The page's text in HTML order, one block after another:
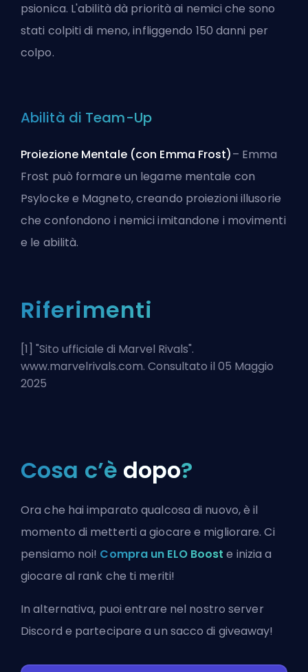
psionica. L'abilità dà priorità ai nemici che sono
stati colpiti di meno, infliggendo 150 danni per
colpo.
Abilità di Team-Up
Proiezione Mentale (con Emma Frost)– Emma
Frost può formare un legame mentale con
Psylocke e Magneto, creando proiezioni illusorie
che confondono i nemici imitandone i movimenti
e le abilità.
Riferimenti
[1] "Sito ufficiale di Marvel Rivals".
www.marvelrivals.com. Consultato il 05 Maggio
2025
Cosa c’è dopo?
Ora che hai imparato qualcosa di nuovo, è il
momento di metterti a giocare e migliorare. Ci
pensiamo noi! Compra un ELO Boost e inizia a
giocare al rank che ti meriti!
In alternativa, puoientrare nel nostro server
Discord e partecipare a un sacco di giveaway!